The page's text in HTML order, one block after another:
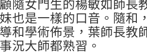
隨女門生的楊敏如師長
也是一樣的口音。隨和
和學術佈景，葉師長教
況大師都熟習。